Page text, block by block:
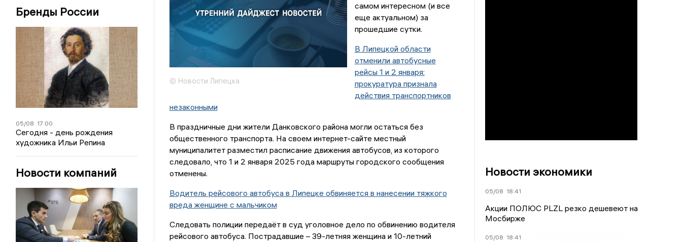
Бренды России
05/08 17:00
Сегодня - день рождения
художника Ильи Репина
Новости компаний
© Новости Липецка
самом интересном (и все
еще актуальном) за
прошедшие сутки.
В Липецкой области
отменили автобусные
рейсы 1 и 2 января:
прокуратура признала
действия транспортников
незаконными
В праздничные дни жители Данковского района могли остаться без
общественного транспорта. На своем интернет-сайте местный
муниципалитет разместил расписание движения автобусов, из которого
следовало, что 1 и 2 января 2025 года маршруты городского сообщения
отменены.
Водитель рейсового автобуса в Липецке обвиняется в нанесении тяжкого
вреда женщине с мальчиком
Следовать полиции передаёт в суд уголовное дело по обвинению водителя
рейсового автобуса. Пострадавшие – 39-летняя женщина и 10-летний
Новости экономики
05/08 18:41
Акции ПОЛЮС PLZL резко дешевеют на
Мосбирже
05/08 18:41